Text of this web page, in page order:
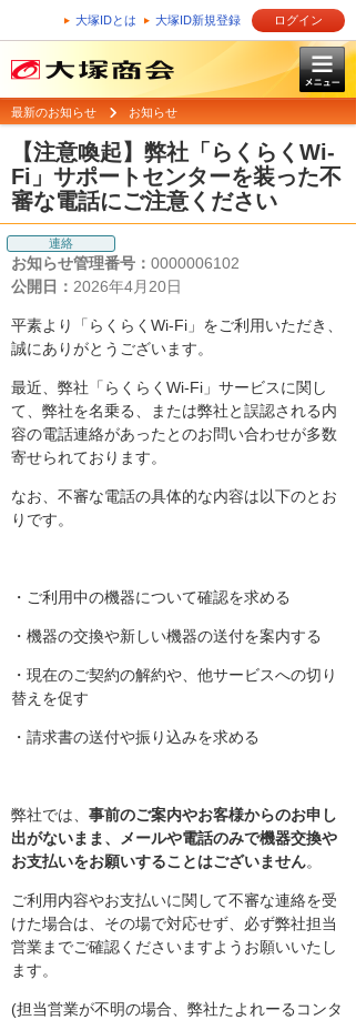
大塚IDとは 大塚ID新規登録 ログイン
最新のお知らせ お知らせ
【注意喚起】弊社「らくらくWi-
Fi」サポートセンターを装った不
審な電話にご注意ください
連絡
お知らせ管理番号： 0000006102
公開日： 2026年4月20日
平素より「らくらくWi-Fi」をご利用いただき、
誠にありがとうございます。
最近、弊社「らくらくWi-Fi」サービスに関し
て、弊社を名乗る、または弊社と誤認される内
容の電話連絡があったとのお問い合わせが多数
寄せられております。
なお、不審な電話の具体的な内容は以下のとお
りです。
・ご利用中の機器について確認を求める
・機器の交換や新しい機器の送付を案内する
・現在のご契約の解約や、他サービスへの切り
替えを促す
・請求書の送付や振り込みを求める
弊社では、 事前のご案内やお客様からのお申し
出がないまま、メールや電話のみで機器交換や
お支払いをお願いすることはございません。
ご利用内容やお支払いに関して不審な連絡を受
けた場合は、その場で対応せず、必ず弊社担当
営業までご確認くださいますようお願いいたし
ます。
(担当営業が不明の場合、弊社たよれーるコンタ